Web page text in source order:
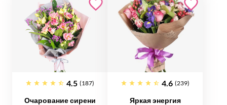
4.5 (187)
Очарование сирени
4.6 (239)
Яркая энергия